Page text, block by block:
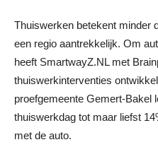
Thuiswerken betekent minder
een regio aantrekkelijk. Om
heeft SmartwayZ.NL met
thuiswerkinterventies
proefgemeente Gemert-Bakel
thuiswerkdag tot maar liefst
met de auto.